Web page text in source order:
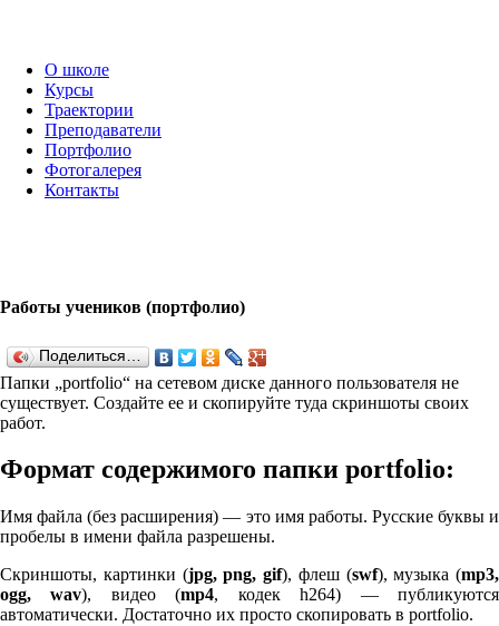
О школе
Курсы
Траектории
Преподаватели
Портфолио
Фотогалерея
Контакты
Работы учеников (портфолио)
Поделиться…
Папки „port­fo­lio“ на сетевом диске данного пользователя не
существует. Создайте ее и скопируйте туда скриншоты своих
работ.
Формат содержимого папки port­fo­lio:
Имя файла (без расширения) — это имя работы. Русские буквы и
пробелы в имени файла разрешены.
Скриншоты, картинки (jpg, png, gif), флеш (swf), музыка (mp3,
ogg, wav), видео (mp4, кодек h264) — публикуются
автоматически. Достаточно их просто скопировать в port­fo­lio.